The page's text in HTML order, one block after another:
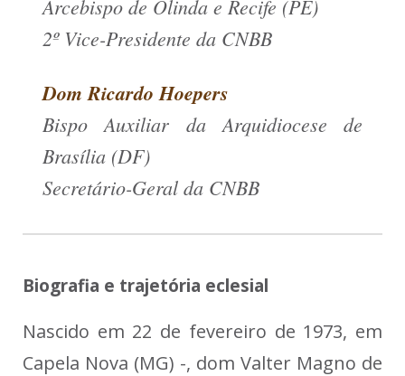
Arcebispo de Olinda e Recife (PE)
2º Vice-Presidente da CNBB
Dom Ricardo Hoepers
Bispo Auxiliar da Arquidiocese de
Brasília (DF)
Secretário-Geral da CNBB
Biografia e trajetória eclesial
Nascido em 22 de fevereiro de 1973, em
Capela Nova (MG) -, dom Valter Magno de